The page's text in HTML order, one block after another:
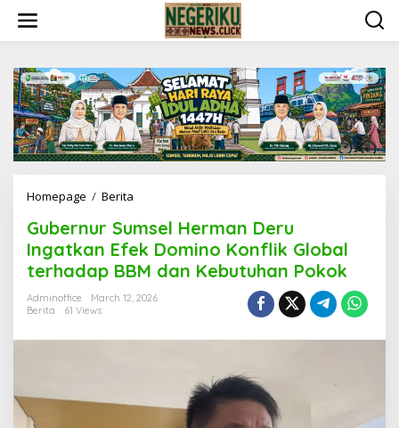
i
Homepage / Berita
b
e
r
n
u
u
l
Gubernur Sumsel Herman Deru
Ingatkan Efek Domino Konflik Global
terhadap BBM dan Kebutuhan Pokok
Adminoffice
March 12, 2026
Berita
61 Views